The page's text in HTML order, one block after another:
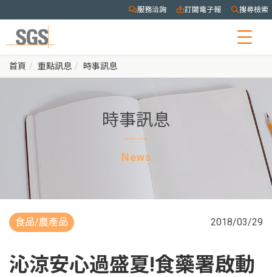
服務洽詢 訂閱電子報 搜尋檢索
首頁 重點訊息 時事訊息
時事訊息
News
食品/農產品 2018/03/29
沁涼安心過盛夏!食藥署啟動